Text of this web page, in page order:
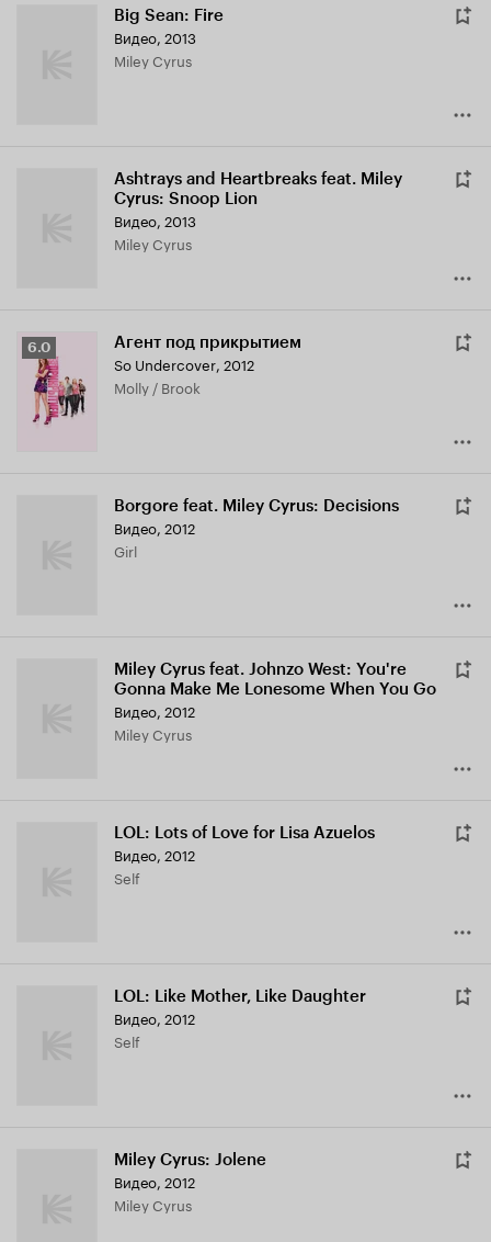
Big Sean: Fire
Видео, 2013
Miley Cyrus
Ashtrays and Heartbreaks feat. Miley
Cyrus: Snoop Lion
Видео, 2013
Miley Cyrus
Рейтинг
Кинопоиска
6.0
6.0 Агент под прикрытием
So Undercover, 2012
Molly / Brook
Borgore feat. Miley Cyrus: Decisions
Видео, 2012
Girl
Miley Cyrus feat. Johnzo West: You're
Gonna Make Me Lonesome When You Go
Видео, 2012
Miley Cyrus
LOL: Lots of Love for Lisa Azuelos
Видео, 2012
Self
LOL: Like Mother, Like Daughter
Видео, 2012
Self
Miley Cyrus: Jolene
Видео, 2012
Miley Cyrus